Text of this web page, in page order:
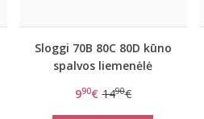
Sloggi 70B 80C 80D kūno
spalvos liemenėlė
990€ 1490€